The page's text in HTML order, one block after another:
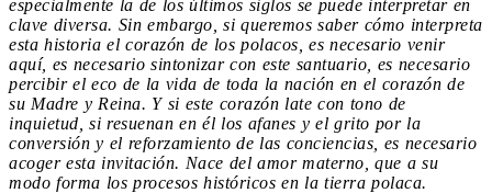
especialmente la de los últimos siglos se puede interpretar en
clave diversa. Sin embargo, si queremos saber cómo interpreta
esta historia el corazón de los polacos, es necesario venir
aquí, es necesario sintonizar con este santuario, es necesario
percibir el eco de la vida de toda la nación en el corazón de
su Madre y Reina. Y si este corazón late con tono de
inquietud, si resuenan en él los afanes y el grito por la
conversión y el reforzamiento de las conciencias, es necesario
acoger esta invitación. Nace del amor materno, que a su
modo forma los procesos históricos en la tierra polaca.